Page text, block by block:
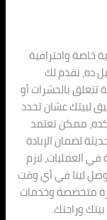
خاصة واحترافية
ده، نقدم لك
بالحشرات أو
لبيتك عشان تحدد
كده، ممكن تعتمد
لضمان الإبادة
العمليات، لازم
لينا في أي وقت
على استشارة متخصصة وخدمات
وراحتك.